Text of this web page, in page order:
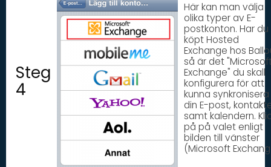
Steg
4
Här kan man välja
olika typer av E-
postkonton. Har du
köpt Hosted
Exchange hos
så är det
Exchange" du skall
konfigurera för att
kunna synkronisera
din E-post,
samt kalendern.
på på valet enligt
bilden till vänster
(Microsoft